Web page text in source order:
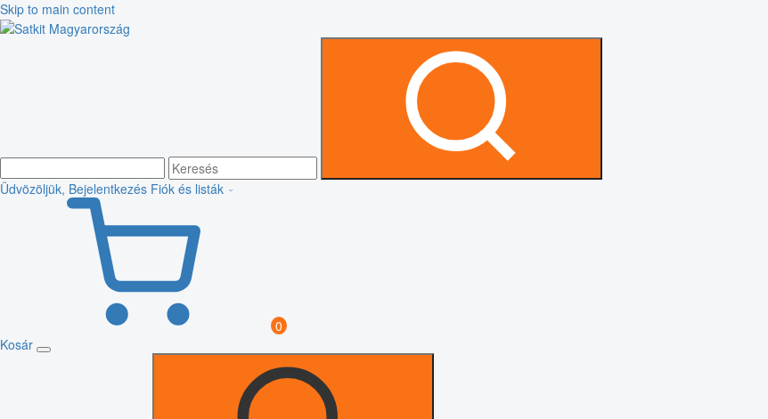
Skip to main content
Üdvözöljük, Bejelentkezés Fiók és listák
0
Kosár